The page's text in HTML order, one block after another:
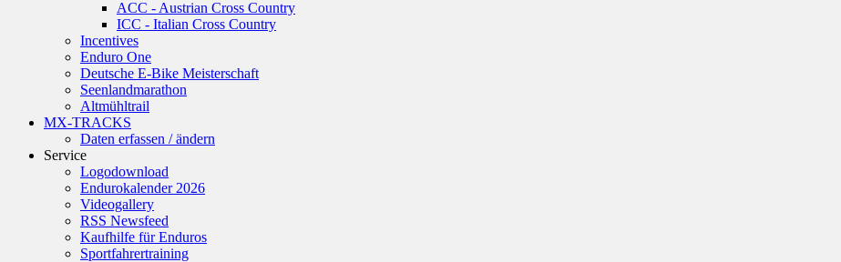
ACC - Austrian Cross Country
ICC - Italian Cross Country
Incentives
Enduro One
Deutsche E-Bike Meisterschaft
Seenlandmarathon
Altmühltrail
MX-TRACKS
Daten erfassen / ändern
Service
Logodownload
Endurokalender 2026
Videogallery
RSS Newsfeed
Kaufhilfe für Enduros
Sportfahrertraining